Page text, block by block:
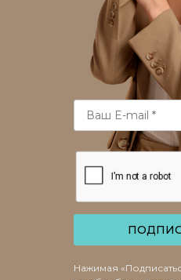
Нажимая